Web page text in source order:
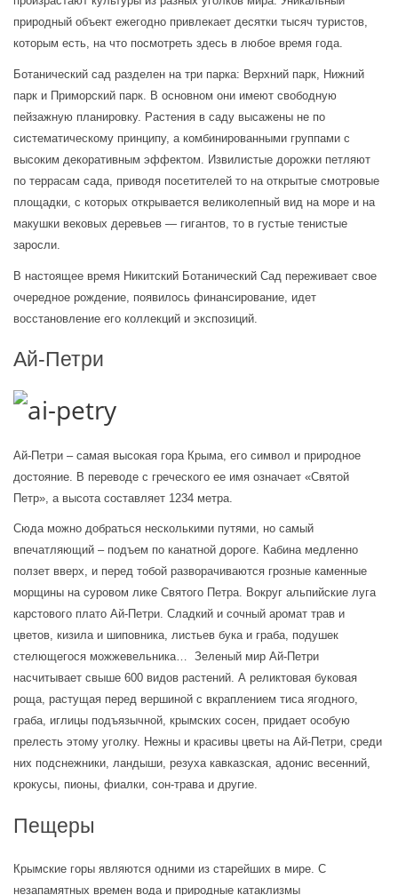
природный объект ежегодно привлекает десятки тысяч туристов,
которым есть, на что посмотреть здесь в любое время года.
Ботанический сад разделен на три парка: Верхний парк, Нижний
парк и Приморский парк. В основном они имеют свободную
пейзажную планировку. Растения в саду высажены не по
систематическому принципу, а комбинированными группами с
высоким декоративным эффектом. Извилистые дорожки петляют
по террасам сада, приводя посетителей то на открытые смотровые
площадки, с которых открывается великолепный вид на море и на
макушки вековых деревьев — гигантов, то в густые тенистые
заросли.
В настоящее время Никитский Ботанический Сад переживает свое
очередное рождение, появилось финансирование, идет
восстановление его коллекций и экспозиций.
Ай-Петри
Ай-Петри – самая высокая гора Крыма, его символ и природное
достояние. В переводе с греческого ее имя означает «Святой
Петр», а высота составляет 1234 метра.
Сюда можно добраться несколькими путями, но самый
впечатляющий – подъем по канатной дороге. Кабина медленно
ползет вверх, и перед тобой разворачиваются грозные каменные
морщины на суровом лике Святого Петра. Вокруг альпийские луга
карстового плато Ай-Петри. Сладкий и сочный аромат трав и
цветов, кизила и шиповника, листьев бука и граба, подушек
стелющегося можжевельника…  Зеленый мир Ай-Петри
насчитывает свыше 600 видов растений. А реликтовая буковая
роща, растущая перед вершиной с вкраплением тиса ягодного,
граба, иглицы подъязычной, крымских сосен, придает особую
прелесть этому уголку. Нежны и красивы цветы на Ай-Петри, среди
них подснежники, ландыши, резуха кавказская, адонис весенний,
крокусы, пионы, фиалки, сон-трава и другие.
Пещеры
Крымские горы являются одними из старейших в мире. С
незапамятных времен вода и природные катаклизмы